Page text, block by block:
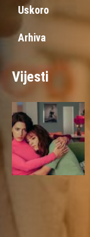
Uskoro
Arhiva
Vijesti